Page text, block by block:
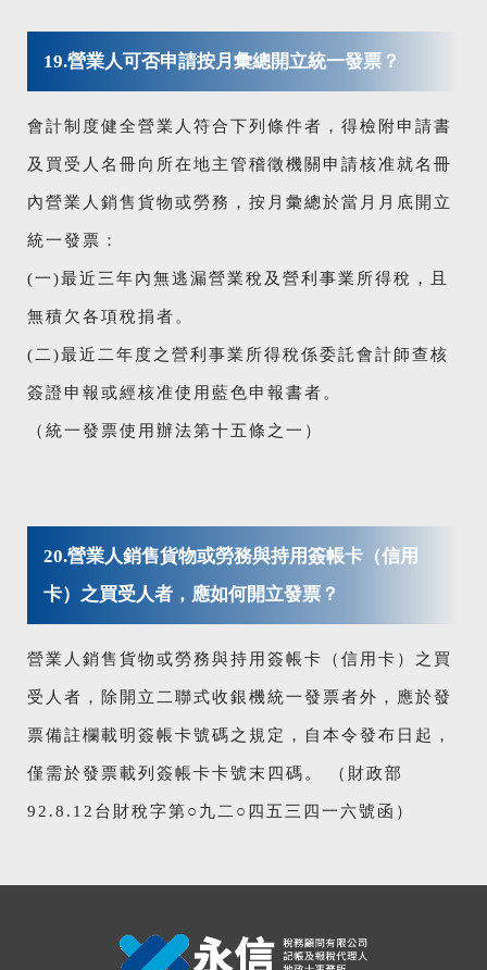
19.營業人可否申請按月彙總開立統一發票？
會計制度健全營業人符合下列條件者，得檢附申請書
及買受人名冊向所在地主管稽徵機關申請核准就名冊
內營業人銷售貨物或勞務，按月彙總於當月月底開立
統一發票：
(一)最近三年內無逃漏營業稅及營利事業所得稅，且
無積欠各項稅捐者。
(二)最近二年度之營利事業所得稅係委託會計師查核
簽證申報或經核准使用藍色申報書者。
（統一發票使用辦法第十五條之一）
20.營業人銷售貨物或勞務與持用簽帳卡（信用
卡）之買受人者，應如何開立發票？
營業人銷售貨物或勞務與持用簽帳卡（信用卡）之買
受人者，除開立二聯式收銀機統一發票者外，應於發
票備註欄載明簽帳卡號碼之規定，自本令發布日起，
僅需於發票載列簽帳卡卡號末四碼。 （財政部
92.8.12台財稅字第○九二○四五三四一六號函）